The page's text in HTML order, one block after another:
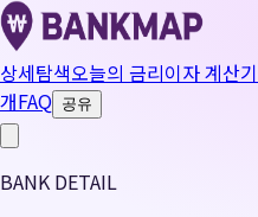
상세탐색오늘의 금리이자 계산기
개FAQ 공유
BANK DETAIL